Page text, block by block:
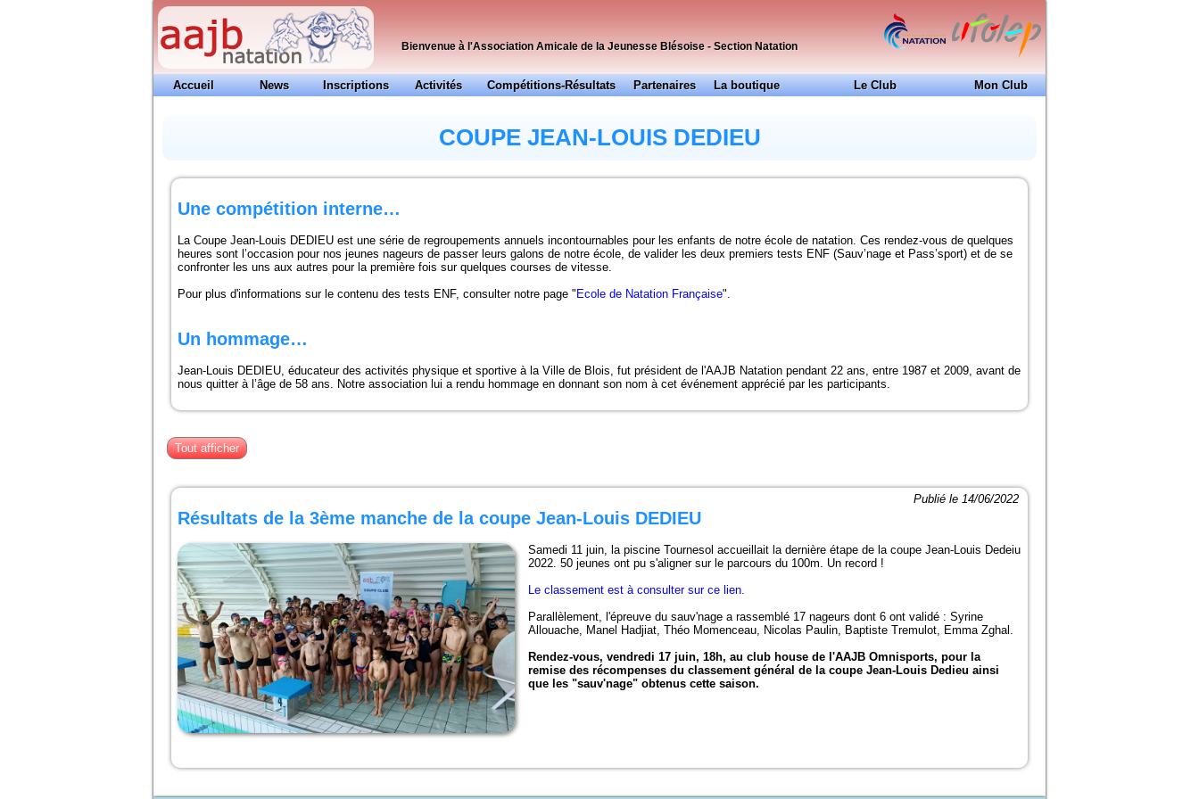
Bienvenue à l'Association Amicale de la Jeunesse Blésoise - Section Natation
Accueil
News Inscriptions Activités
Compétitions-Résultats
Presse
Partenaires La boutique
Le Club
Projet Club
Historique
Piscines de la région
Mon Club
COUPE JEAN-LOUIS DEDIEU
Une compétition interne…
La Coupe Jean-Louis DEDIEU est une série de regroupements annuels incontournables pour les enfants de notre école de natation. Ces rendez-vous de quelques
heures sont l’occasion pour nos jeunes nageurs de passer leurs galons de notre école, de valider les deux premiers tests ENF (Sauv’nage et Pass’sport) et de se
confronter les uns aux autres pour la première fois sur quelques courses de vitesse.
Pour plus d'informations sur le contenu des tests ENF, consulter notre page " Ecole de Natation Française".
Un hommage…
Jean-Louis DEDIEU, éducateur des activités physique et sportive à la Ville de Blois, fut président de l'AAJB Natation pendant 22 ans, entre 1987 et 2009, avant de
nous quitter à l’âge de 58 ans. Notre association lui a rendu hommage en donnant son nom à cet événement apprécié par les participants.
Tout afficher
Résultats de la 3ème manche de la coupe Jean-Louis DEDIEU
Publié le 14/06/2022
Samedi 11 juin, la piscine Tournesol accueillait la dernière étape de la coupe Jean-Louis Dedeiu
2022. 50 jeunes ont pu s'aligner sur le parcours du 100m. Un record !
Le classement est à consulter sur ce lien.
Parallèlement, l'épreuve du sauv'nage a rassemblé 17 nageurs dont 6 ont validé : Syrine
Allouache, Manel Hadjiat, Théo Momenceau, Nicolas Paulin, Baptiste Tremulot, Emma Zghal.
Rendez-vous, vendredi 17 juin, 18h, au club house de l'AAJB Omnisports, pour la
remise des récompenses du classement général de la coupe Jean-Louis Dedieu ainsi
que les "sauv'nage" obtenus cette saison.